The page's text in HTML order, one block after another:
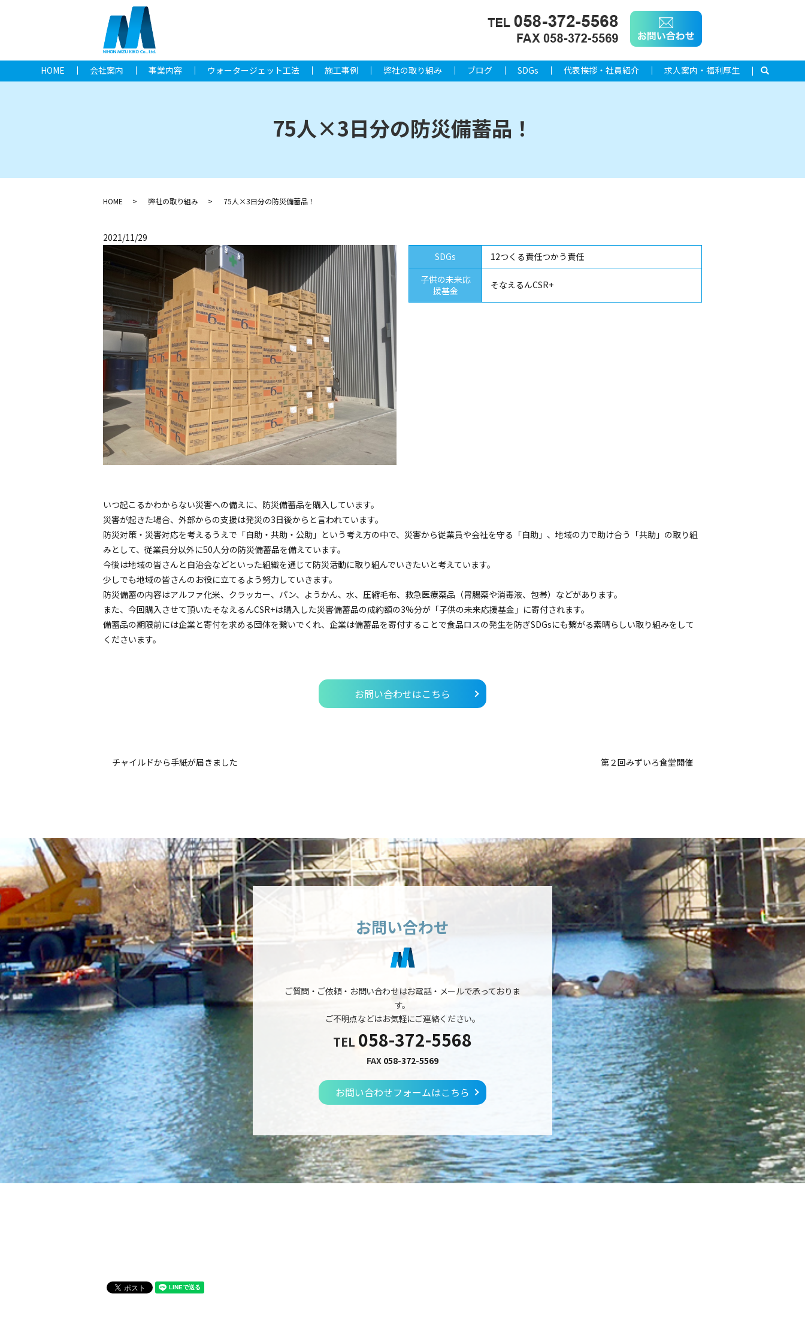
HOME 会社案内 事業内容 ウォータージェット工法 施工事例 弊社の取り組み ブログ SDGs 代表挨拶・社員紹介 求人案内・福利厚生 search
75人×3日分の防災備蓄品！
HOME 弊社の取り組み 75人×3日分の防災備蓄品！
2021/11/29
SDGs
12つくる責任つかう責任
子供の未来応
援基金
そなえるんCSR+
いつ起こるかわからない災害への備えに、防災備蓄品を購入しています。
災害が起きた場合、外部からの支援は発災の3日後からと言われています。
防災対策・災害対応を考えるうえで「自助・共助・公助」という考え方の中で、災害から従業員や会社を守る「自助」、地域の力で助け合う「共助」の取り組
みとして、従業員分以外に50人分の防災備蓄品を備えています。
今後は地域の皆さんと自治会などといった組織を通じて防災活動に取り組んでいきたいと考えています。
少しでも地域の皆さんのお役に立てるよう努力していきます。
防災備蓄の内容はアルファ化米、クラッカー、パン、ようかん、水、圧縮毛布、救急医療薬品（胃腸薬や消毒液、包帯）などがあります。
また、今回購入させて頂いたそなえるんCSR+は購入した災害備蓄品の成約額の3%分が「子供の未来応援基金」に寄付されます。
備蓄品の期限前には企業と寄付を求める団体を繋いでくれ、企業は備蓄品を寄付することで食品ロスの発生を防ぎSDGsにも繋がる素晴らしい取り組みをして
くださいます。
お問い合わせはこちら
チャイルドから手紙が届きました 第２回みずいろ食堂開催
お問い合わせ
ご質問・ご依頼・お問い合わせはお電話・メールで承っておりま
す。
ご不明点などはお気軽にご連絡ください。
TEL 058-372-5568
FAX 058-372-5569
お問い合わせフォームはこちら